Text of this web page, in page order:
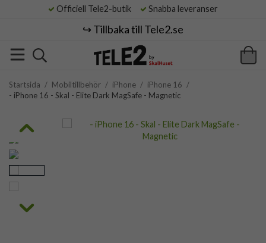
Officiell Tele2-butik Snabba leveranser
↪️ Tillbaka till Tele2.se
Startsida / Mobiltillbehör / iPhone / iPhone 16 /
- iPhone 16 - Skal - Elite Dark MagSafe - Magnetic